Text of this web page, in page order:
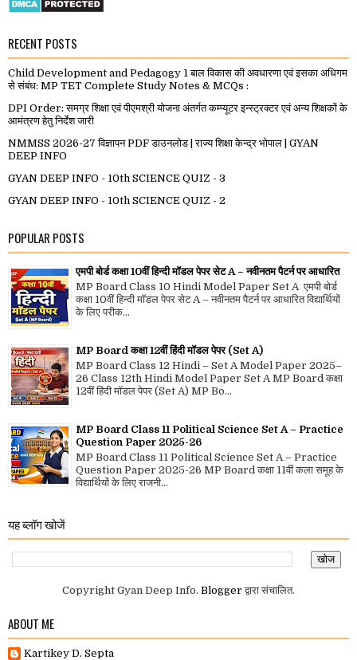
RECENT POSTS
Child Development and Pedagogy 1 बाल विकास की अवधारणा एवं इसका अधिगम
से संबंध: MP TET Complete Study Notes & MCQs :
DPI Order: समग्र शिक्षा एवं पीएमश्री योजना अंतर्गत कम्प्यूटर इन्स्ट्रक्टर एवं अन्य शिक्षकों के
आमंत्रण हेतु निर्देश जारी
NMMSS 2026-27 विज्ञापन PDF डाउनलोड | राज्य शिक्षा केन्द्र भोपाल | GYAN
DEEP INFO
GYAN DEEP INFO - 10th SCIENCE QUIZ - 3
GYAN DEEP INFO - 10th SCIENCE QUIZ - 2
POPULAR POSTS
एमपी बोर्ड कक्षा 10वीं हिन्दी मॉडल पेपर सेट A – नवीनतम पैटर्न पर आधारित
MP Board Class 10 Hindi Model Paper Set A एमपी बोर्ड
कक्षा 10वीं हिन्दी मॉडल पेपर सेट A – नवीनतम पैटर्न पर आधारित विद्यार्थियों
के लिए परीक...
MP Board कक्षा 12वीं हिंदी मॉडल पेपर (Set A)
MP Board Class 12 Hindi – Set A Model Paper 2025–
26 Class 12th Hindi Model Paper Set A MP Board कक्षा
12वीं हिंदी मॉडल पेपर (Set A) MP Bo...
MP Board Class 11 Political Science Set A – Practice
Question Paper 2025-26
MP Board Class 11 Political Science Set A – Practice
Question Paper 2025-26 MP Board कक्षा 11वीं कला समूह के
विद्यार्थियों के लिए राजनी...
यह ब्लॉग खोजें
Copyright Gyan Deep Info. Blogger द्वारा संचालित.
ABOUT ME
Kartikey D. Septa